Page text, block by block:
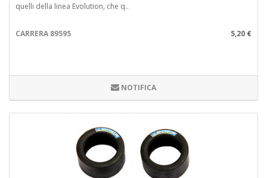
quelli della linea Evolution, che q..
CARRERA 89595 5,20 €
NOTIFICA